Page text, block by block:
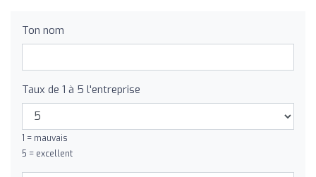
Ton nom
Taux de 1 à 5 l'entreprise
1 = mauvais
5 = excellent